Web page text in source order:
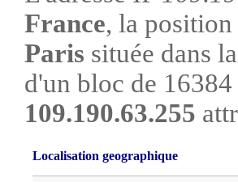
France, la
Paris située dans
d'un bloc de
109.190.63.255
Localisation geographique